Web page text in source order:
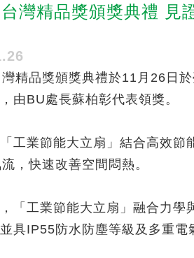
灣精品獎頒獎典禮 見
精品獎頒獎典禮於11月26日
由BU處長蘇柏彰代表領獎。
工業節能大立扇」結合高效
，快速改善空間悶熱。
「工業節能大立扇」融合力
具IP55防水防塵等級及多重電